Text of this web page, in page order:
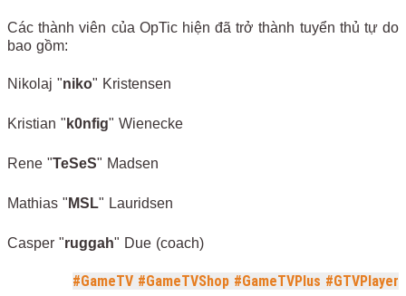
Các thành viên của OpTic hiện đã trở thành tuyển thủ tự do
bao gồm:
Nikolaj "niko" Kristensen
Kristian " k0nfig" Wienecke
Rene "TeSeS" Madsen
Mathias " MSL" Lauridsen
Casper "ruggah" Due (coach)
#GameTV #GameTVShop #GameTVPlus #GTVPlayer